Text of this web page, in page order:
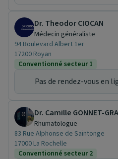
Dr. Theodor CIOCAN
Médecin généraliste
94 Boulevard Albert 1er
17200 Royan
Conventionné secteur 1
Pas de rendez-vous en
Dr. Camille GONNET-
Rhumatologue
83 Rue Alphonse de Saintonge
17000 La Rochelle
Conventionné secteur 2